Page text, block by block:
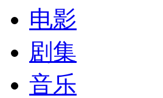
电影
剧集
音乐